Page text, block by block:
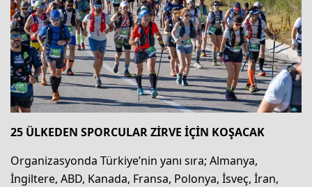
25 ÜLKEDEN SPORCULAR ZİRVE İÇİN KOŞACAK
Organizasyonda Türkiye’nin yanı sıra; Almanya,
İngiltere, ABD, Kanada, Fransa, Polonya, İsveç, İran,